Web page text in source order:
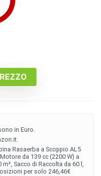
in Euro.
Rasaerba a Scoppio AL5
da 139 cc (2200 W) a
Sacco di Raccolta da 60 l,
per solo 246,46€